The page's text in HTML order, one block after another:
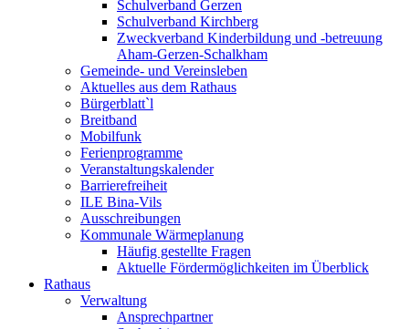
Schulverband Gerzen
Schulverband Kirchberg
Zweckverband Kinderbildung und -betreuung
Aham-Gerzen-Schalkham
Gemeinde- und Vereinsleben
Aktuelles aus dem Rathaus
Bürgerblatt`l
Breitband
Mobilfunk
Ferienprogramme
Veranstaltungskalender
Barrierefreiheit
ILE Bina-Vils
Ausschreibungen
Kommunale Wärmeplanung
Häufig gestellte Fragen
Aktuelle Fördermöglichkeiten im Überblick
Rathaus
Verwaltung
Ansprechpartner